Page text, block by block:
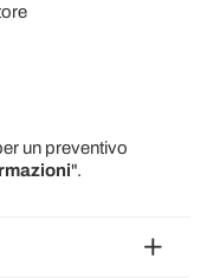
un preventivo
".